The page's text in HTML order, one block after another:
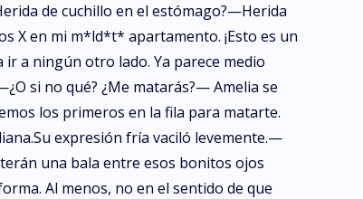
de cuchillo en el estómago?—Herida
X en mi m*ld*t* apartamento. ¡Esto es un
a ningún otro lado. Ya parece medio
si no qué? ¿Me matarás?— Amelia se
los primeros en la fila para matarte.
expresión fría vaciló levemente.—
una bala entre esos bonitos ojos
Al menos, no en el sentido de que